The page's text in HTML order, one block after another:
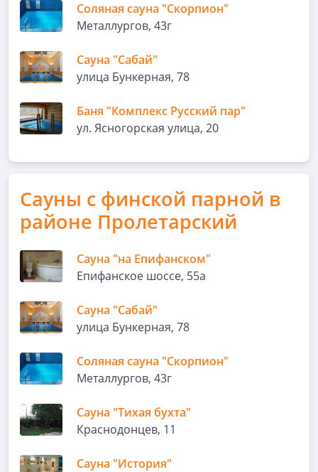
Соляная сауна "Скорпион"
Металлургов, 43г
Сауна "Сабай"
улица Бункерная, 78
Баня "Комплекс Русский пар"
ул. Ясногорская улица, 20
Сауны с финской парной в
районе Пролетарский
Сауна "на Епифанском"
Епифанское шоссе, 55а
Сауна "Сабай"
улица Бункерная, 78
Соляная сауна "Скорпион"
Металлургов, 43г
Сауна "Тихая бухта"
Краснодонцев, 11
Сауна "История"